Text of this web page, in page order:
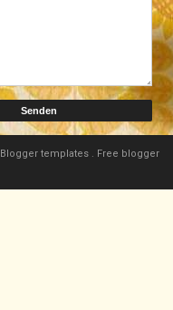
Blogger templates . Free blogger